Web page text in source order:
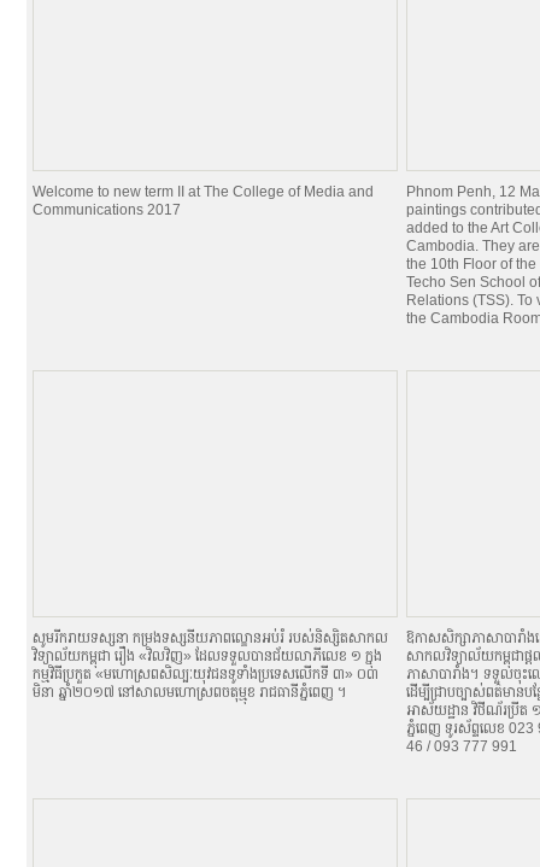
Welcome to new term II at The College of Media and
Communications 2017
Phnom Penh, 12
paintings
added to the Art
Cambodia. They
the 10th Floor of
Techo Sen School
Relations (TSS).
the Cambodia
សូមរីករាយទស្សនា កម្រងទស្សនីយភាពល្ខោនអប់រំ របស់និស្សិតសាកល
វិទ្យាល័យកម្ពុជា រឿង «វិលវិញ» ដែលទទួលបានជ័យលាភីលេខ ១ ក្នុង
កម្មវិធីប្រកួត «មហោស្រពសិល្បៈយុវជនទូទាំងប្រទេសលើកទី ៣» ០៣
មិនា ឆ្នាំ២០១៧ នៅសាលមហោស្រពចតុម្មុខ រាជធានីភ្នំពេញ ។
ឱកាសសិក្សាភាសាបារ
សាកលវិទ្យាល័យកម្ពុជាផ្
ភាសាបារាំង។ ទទួលចុះ
ដើម្បីជ្រាបច្បាស់ពត៌មាន
អាស័យដ្ឋាន វិថីណ័រប្រីត
ភ្នំពេញ ទូរស័ព្ទលេខ
46 / 093 777 991